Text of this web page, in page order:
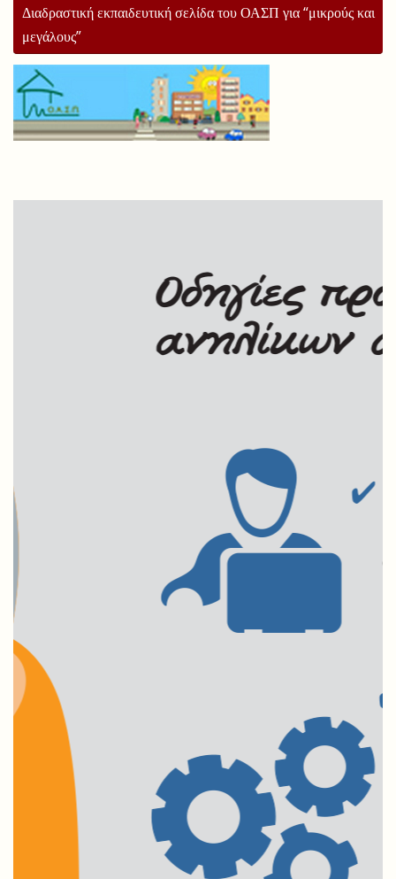
Διαδραστική εκπαιδευτική σελίδα του ΟΑΣΠ για “μικρούς και
μεγάλους”